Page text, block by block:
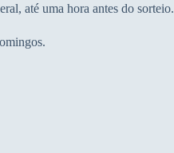
até uma hora antes do sorteio.